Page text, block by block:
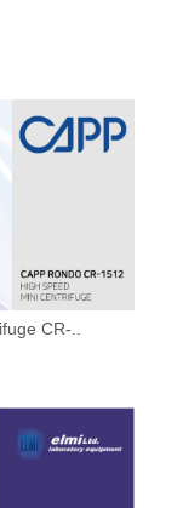
CR-..